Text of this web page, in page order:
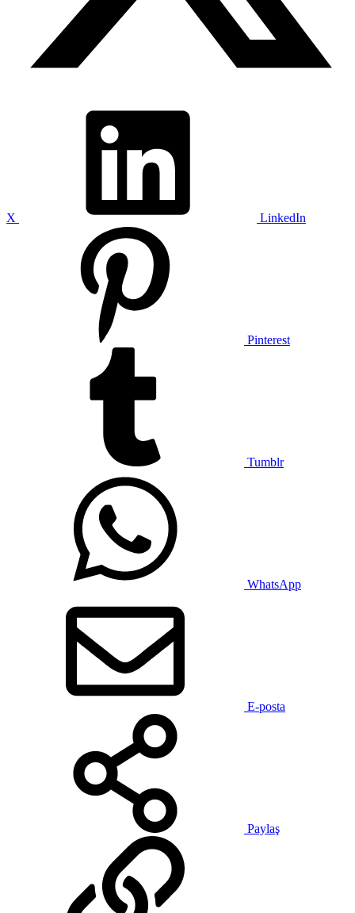
X LinkedIn
Pinterest
Tumblr
WhatsApp
E-posta
Paylaş